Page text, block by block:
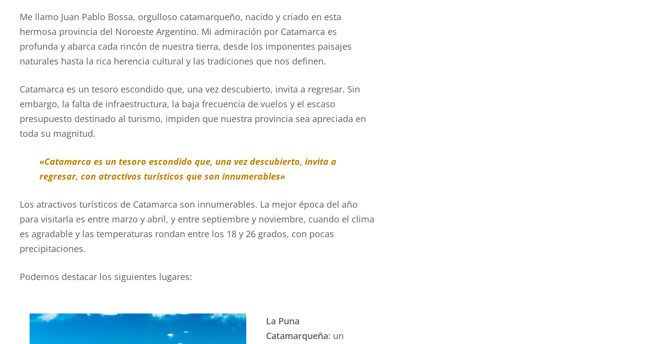
Me llamo Juan Pablo Bossa, orgulloso catamarqueño, nacido y criado en esta
hermosa provincia del Noroeste Argentino. Mi admiración por Catamarca es
profunda y abarca cada rincón de nuestra tierra, desde los imponentes paisajes
naturales hasta la rica herencia cultural y las tradiciones que nos definen.
Catamarca es un tesoro escondido que, una vez descubierto, invita a regresar. Sin
embargo, la falta de infraestructura, la baja frecuencia de vuelos y el escaso
presupuesto destinado al turismo, impiden que nuestra provincia sea apreciada en
toda su magnitud.
«Catamarca es un tesoro escondido que, una vez descubierto, invita a
regresar, con atractivos turísticos que son innumerables»
Los atractivos turísticos de Catamarca son innumerables. La mejor época del año
para visitarla es entre marzo y abril, y entre septiembre y noviembre, cuando el clima
es agradable y las temperaturas rondan entre los 18 y 26 grados, con pocas
precipitaciones.
Podemos destacar los siguientes lugares:
La Puna
Catamarqueña: un